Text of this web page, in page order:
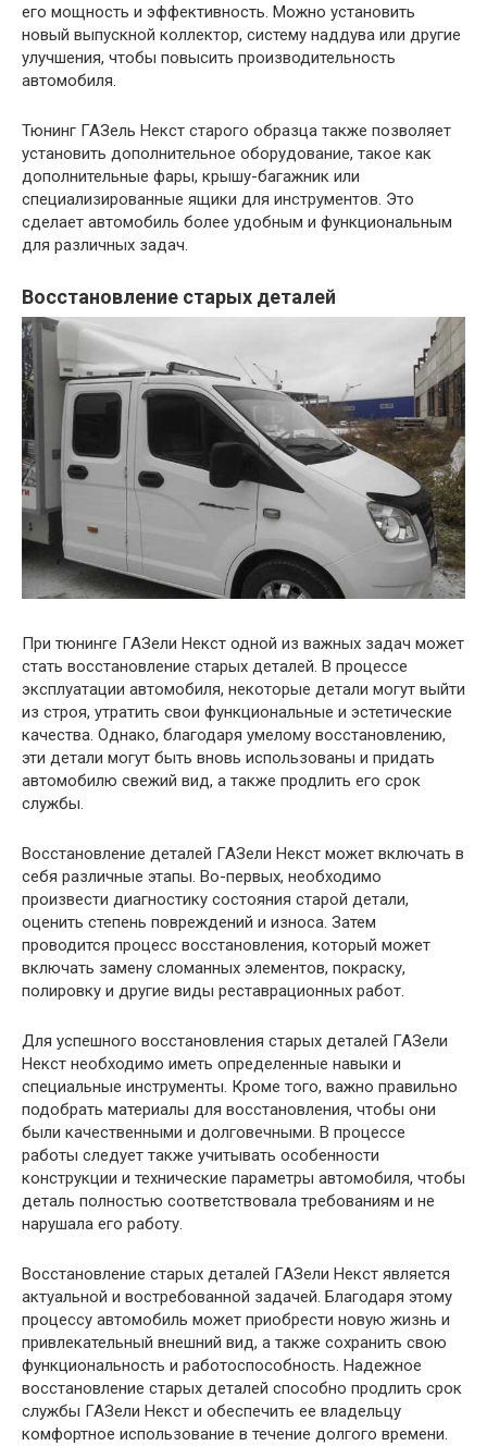
его мощность и эффективность. Можно установить
новый выпускной коллектор, систему наддува или другие
улучшения, чтобы повысить производительность
автомобиля.
Тюнинг ГАЗель Некст старого образца также позволяет
установить дополнительное оборудование, такое как
дополнительные фары, крышу-багажник или
специализированные ящики для инструментов. Это
сделает автомобиль более удобным и функциональным
для различных задач.
Восстановление старых деталей
При тюнинге ГАЗели Некст одной из важных задач может
стать восстановление старых деталей. В процессе
эксплуатации автомобиля, некоторые детали могут выйти
из строя, утратить свои функциональные и эстетические
качества. Однако, благодаря умелому восстановлению,
эти детали могут быть вновь использованы и придать
автомобилю свежий вид, а также продлить его срок
службы.
Восстановление деталей ГАЗели Некст может включать в
себя различные этапы. Во-первых, необходимо
произвести диагностику состояния старой детали,
оценить степень повреждений и износа. Затем
проводится процесс восстановления, который может
включать замену сломанных элементов, покраску,
полировку и другие виды реставрационных работ.
Для успешного восстановления старых деталей ГАЗели
Некст необходимо иметь определенные навыки и
специальные инструменты. Кроме того, важно правильно
подобрать материалы для восстановления, чтобы они
были качественными и долговечными. В процессе
работы следует также учитывать особенности
конструкции и технические параметры автомобиля, чтобы
деталь полностью соответствовала требованиям и не
нарушала его работу.
Восстановление старых деталей ГАЗели Некст является
актуальной и востребованной задачей. Благодаря этому
процессу автомобиль может приобрести новую жизнь и
привлекательный внешний вид, а также сохранить свою
функциональность и работоспособность. Надежное
восстановление старых деталей способно продлить срок
службы ГАЗели Некст и обеспечить ее владельцу
комфортное использование в течение долгого времени.